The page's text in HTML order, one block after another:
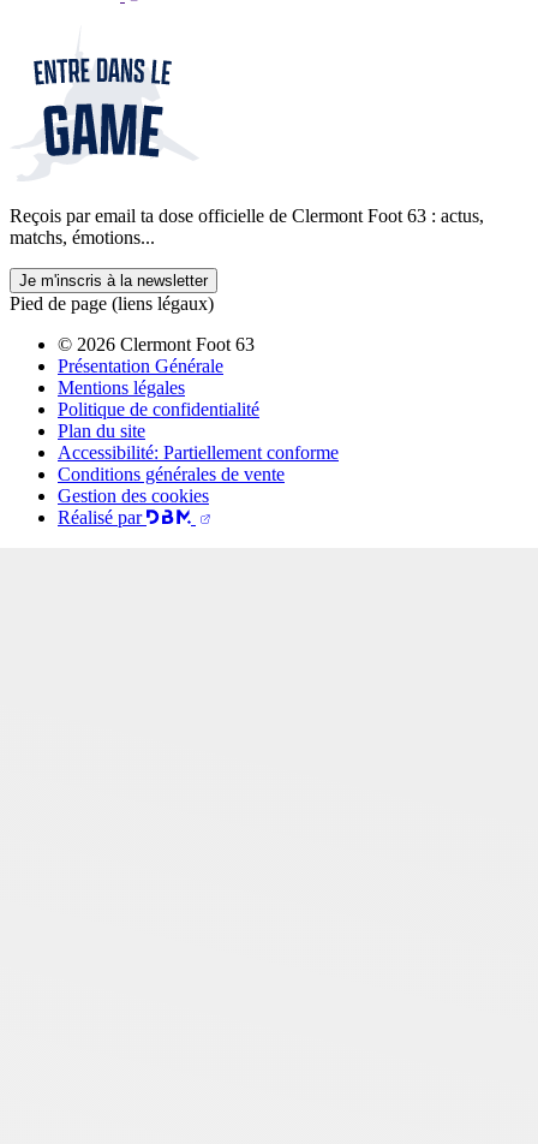
Reçois par email ta dose officielle de Clermont Foot 63 : actus,
matchs, émotions...
Je m'inscris à la newsletter
Pied de page (liens légaux)
© 2026 Clermont Foot 63
Présentation Générale
Mentions légales
Politique de confidentialité
Plan du site
Accessibilité: Partiellement conforme
Conditions générales de vente
Gestion des cookies
Réalisé par